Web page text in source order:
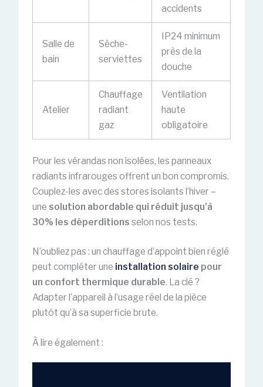
accidents
Salle de
bain
Sèche-
serviettes
IP24 minimum
près de la
douche
Atelier
Chauffage
radiant
gaz
Ventilation
haute
obligatoire
Pour les vérandas non isolées, les panneaux
radiants infrarouges offrent un bon compromis.
Couplez-les avec des stores isolants l’hiver –
une solution abordable qui réduit jusqu’à
30% les déperditions selon nos tests.
N’oubliez pas : un chauffage d’appoint bien réglé
peut compléter une installation solaire pour
un confort thermique durable. La clé ?
Adapter l’appareil à l’usage réel de la pièce
plutôt qu’à sa superficie brute.
À lire également :